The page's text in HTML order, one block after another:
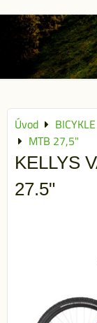
Úvod BICYKLE
MTB 27,5"
KELLYS
27.5"